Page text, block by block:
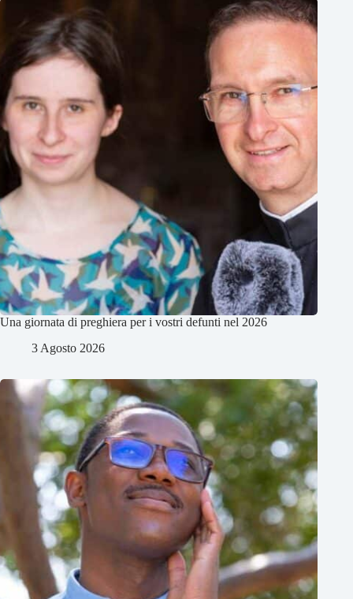
Una giornata di preghiera per i vostri defunti nel 2026
3 Agosto 2026